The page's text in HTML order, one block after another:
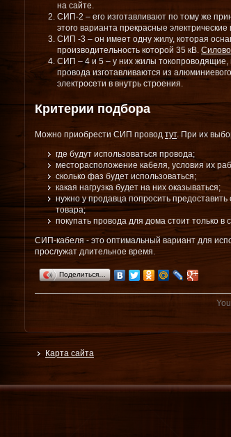
на сайте.
СИП-2 – его изготавливают по тому же
этого варианта прекрасные
СИП -3 – он имеет одну жилу, которая
производительность которой 35 кВ.
СИП – 4 и 5 – у них жилы токопроводящие,
провода изготавливаются из
электросети в внутрь строения.
Критерии подбора
Можно приобрести СИП проводтут. При их
где будут использоваться провода;
месторасположение кабеля, условия их
сколько фаз будет использоваться;
какая нагрузка будет на них оказываться;
нужно у продавца попросить
товара;
покупать провода для дома стоит только
СИП-кабеля - это оптимальный вариант для
прослужат длительное время.
Поделиться…
Карта сайта